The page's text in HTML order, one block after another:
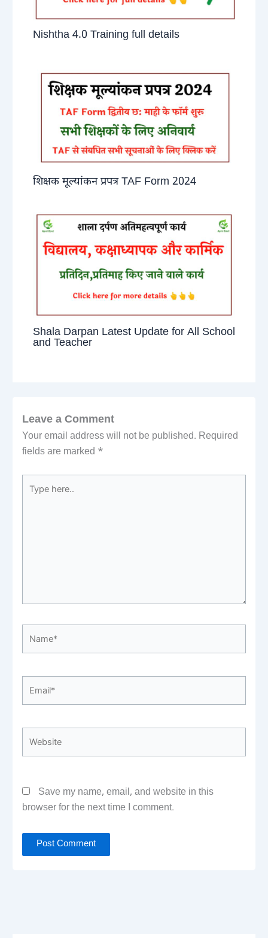
Nishtha 4.0 Training full details
शिक्षक मूल्यांकन प्रपत्र TAF Form 2024
Shala Darpan Latest Update for All School
and Teacher
Leave a Comment
Your email address will not be published. Required
fields are marked *
here..
Save my name, email, and website in this
browser for the next time I comment.